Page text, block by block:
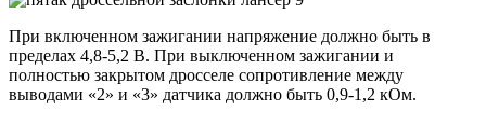
При включенном зажигании напряжение должно быть в
пределах 4,8-5,2 В. При выключенном зажигании и
полностью закрытом дросселе сопротивление между
выводами «2» и «3» датчика должно быть 0,9-1,2 кОм.